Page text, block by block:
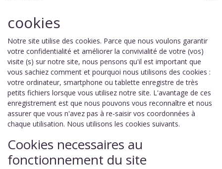
cookies
Notre site utilise des cookies. Parce que nous voulons garantir
votre confidentialité et améliorer la convivialité de votre (vos)
visite (s) sur notre site, nous pensons qu'il est important que
vous sachiez comment et pourquoi nous utilisons des cookies :
votre ordinateur, smartphone ou tablette enregistre de très
petits fichiers lorsque vous utilisez notre site. L'avantage de ces
enregistrement est que nous pouvons vous reconnaître et nous
assurer que vous n'avez pas à re-saisir vos coordonnées à
chaque utilisation. Nous utilisons les cookies suivants.
Cookies necessaires au
fonctionnement du site